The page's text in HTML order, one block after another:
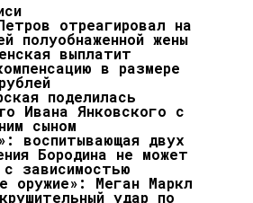
отреагировал на
полуобнаженной жены
выплатит
в размере
поделилась
Ивана Янковского с
сыном
воспитывающая двух
Бородина не может
с зависимостью
оружие»: Меган Маркл
удар по